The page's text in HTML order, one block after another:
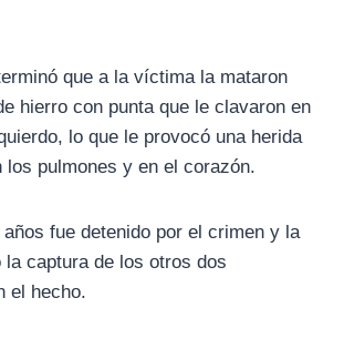
que a la víctima la mataron
hierro con punta que le clavaron en
lo que le provocó una herida
los pulmones y en el corazón.
fue detenido por el crimen y la
captura de los otros dos
el hecho.